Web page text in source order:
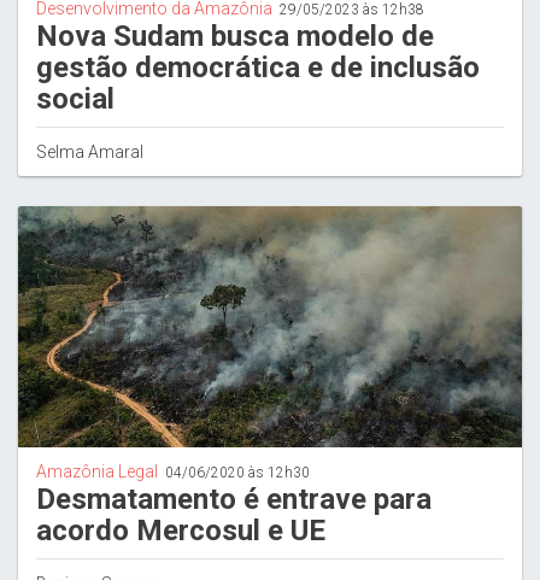
Desenvolvimento da Amazônia 29/05/2023 às 12h38
Nova Sudam busca modelo de
gestão democrática e de inclusão
social
Selma Amaral
Amazônia Legal 04/06/2020 às 12h30
Desmatamento é entrave para
acordo Mercosul e UE